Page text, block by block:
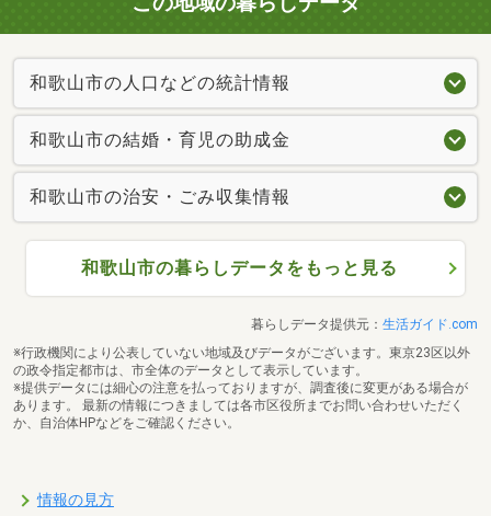
和歌山市の人口などの統計情報
和歌山市の結婚・育児の助成金
和歌山市の治安・ごみ収集情報
和歌山市の暮らしデータをもっと見る
暮らしデータ提供元： 生活ガイド.com
※行政機関により公表していない地域及びデータがございます。東京23区以外
の政令指定都市は、市全体のデータとして表示しています。
※提供データには細心の注意を払っておりますが、調査後に変更がある場合が
あります。 最新の情報につきましては各市区役所までお問い合わせいただく
か、自治体HPなどをご確認ください。
情報の見方